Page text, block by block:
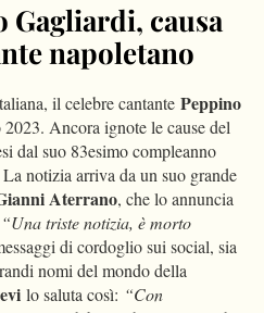
Gagliardi, causa
napoletano
il celebre cantante Peppino
Ancora ignote le cause del
dal suo 83esimo compleanno
notizia arriva da un suo grande
Aterrano, che lo annuncia
“Una triste notizia, è morto
di cordoglio sui social, sia
nomi del mondo della
lo saluta così: “Con